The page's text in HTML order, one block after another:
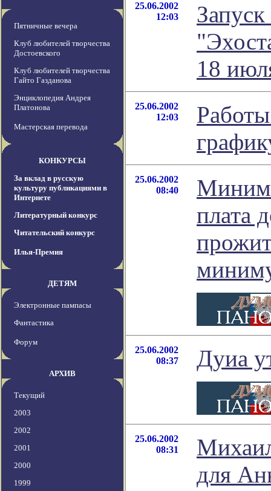
Пятничные вечера
Клуб любителей творчества
Достоевского
Клуб любителей творчества
Гайто Газданова
Энциклопедия Андрея
Платонова
Мастерская перевода
КОНКУРСЫ
За вклад в русскую
культуру публикациями в
Интернете
Литературный конкурс
Читательский конкурс
Илья-Премия
ДЕТЯМ
Электронные пампасы
Фантастика
Форум
АРХИВ
Текущий
2003
2002
2001
2000
1999
25.06.2002
12:03
18
25.06.2002
12:03
25.06.2002
08:40
плата
25.06.2002
08:37
Дуиа
25.06.2002
08:31
для